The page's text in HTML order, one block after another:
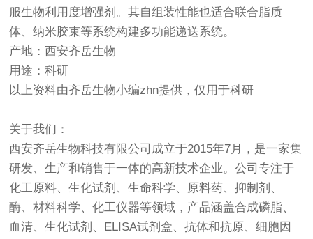
服生物利用度增强剂。其自组装性能也适合联合脂质
体、纳米胶束等系统构建多功能递送系统。
产地：西安齐岳生物
用途：科研
以上资料由齐岳生物小编zhn提供，仅用于科研
关于我们：
西安齐岳生物科技有限公司成立于2015年7月，是一家集
研发、生产和销售于一体的高新技术企业。公司专注于
化工原料、生化试剂、生命科学、原料药、抑制剂、
酶、材料科学、化工仪器等领域，产品涵盖合成磷脂、
血清、生化试剂、ELISA试剂盒、抗体和抗原、细胞因